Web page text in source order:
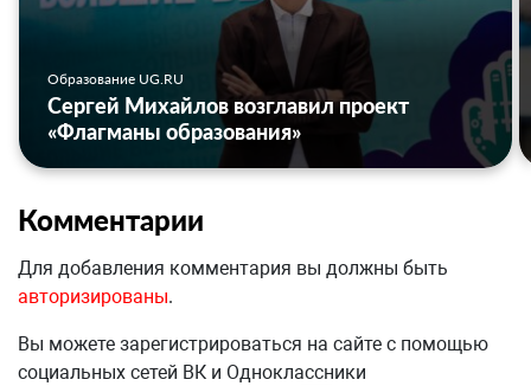
Образование UG.RU
Сергей Михайлов возглавил проект
«Флагманы образования»
Комментарии
Для добавления комментария вы должны быть
авторизированы.
Вы можете зарегистрироваться на сайте с помощью
социальных сетей ВК и Одноклассники